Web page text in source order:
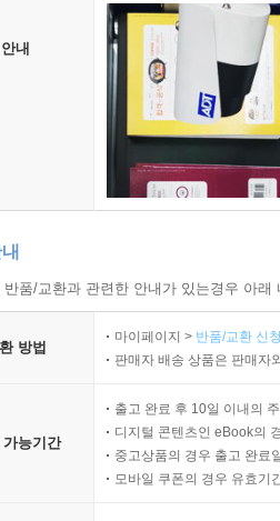
내
품/교환과 관련한 안내가 있는경우 아
방법
마이페이지 > 반품/교환 신
판매자 배송 상품은 판매자
능기간
출고 완료 후 10일 이내의
디지털 콘텐츠인 eBook의
중고상품의 경우 출고 완료
모바일 쿠폰의 경우 유효기